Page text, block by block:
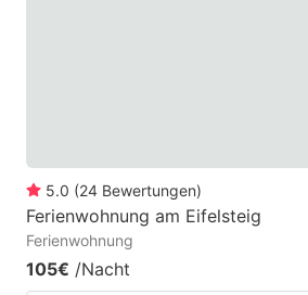
5.0 (24 Bewertungen)
Ferienwohnung am Eifelsteig
Ferienwohnung
105€ /Nacht